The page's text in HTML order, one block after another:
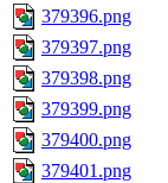
379396.png
379397.png
379398.png
379399.png
379400.png
379401.png